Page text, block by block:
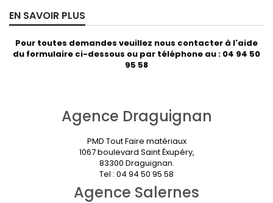
EN SAVOIR PLUS
Pour toutes demandes veuillez nous contacter à l'aide
du formulaire ci-dessous ou par téléphone au : 04 94 50
95 58
Agence Draguignan
PMD Tout Faire matériaux
1067 boulevard Saint Éxupéry,
83300 Draguignan.
Tel : 04 94 50 95 58
Agence Salernes